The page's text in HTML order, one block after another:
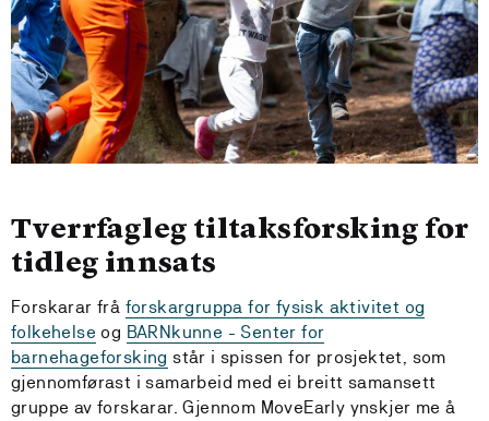
Tverrfagleg tiltaksforsking for
tidleg innsats
Forskarar frå forskargruppa for fysisk aktivitet og
folkehelse og BARNkunne - Senter for
barnehageforsking står i spissen for prosjektet, som
gjennomførast i samarbeid med ei breitt samansett
gruppe av forskarar. Gjennom MoveEarly ynskjer me å